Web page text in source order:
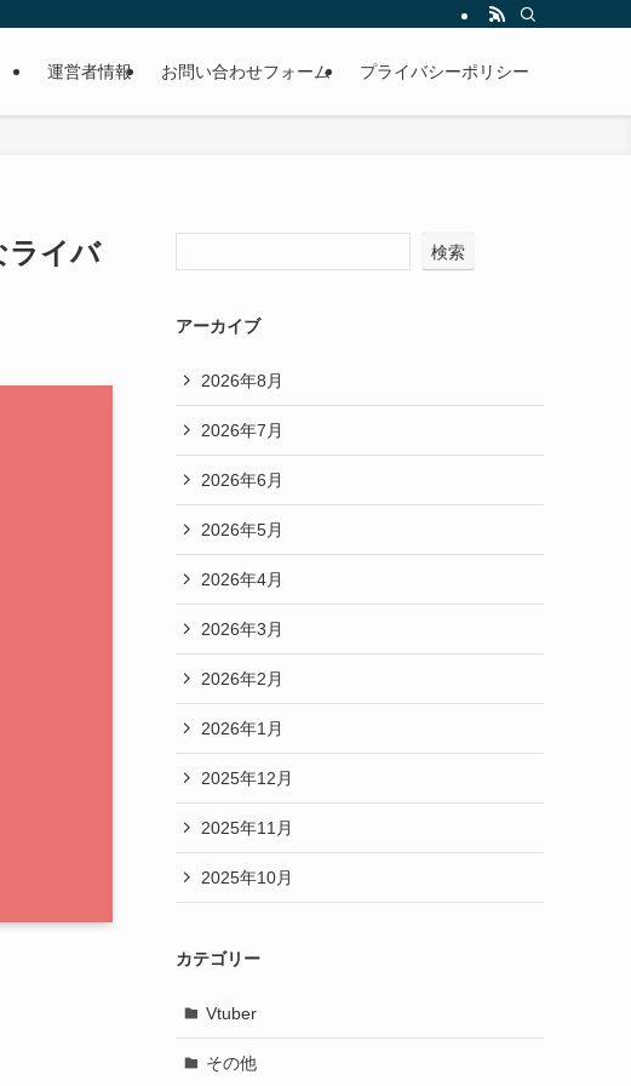
運営者情報 お問い合わせフォーム プライバシーポリシー
ライバ 検索
アーカイブ
2026年8月
2026年7月
2026年6月
2026年5月
2026年4月
2026年3月
2026年2月
2026年1月
2025年12月
2025年11月
2025年10月
カテゴリー
Vtuber
その他